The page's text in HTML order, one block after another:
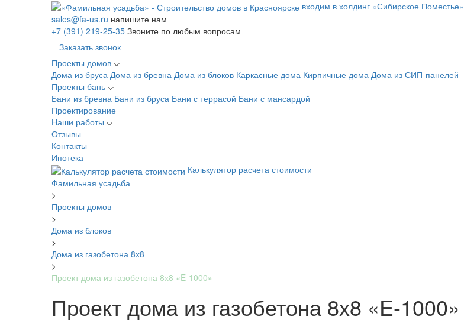
входим в холдинг «Сибирское Поместье»
sales@fa-us.ru напишите нам
+7 (391) 219-25-35 Звоните по любым вопросам
Заказать звонок
Проекты домов
Дома из бруса Дома из бревна Дома из блоков Каркасные дома Кирпичные дома Дома из СИП-панелей
Проекты бань
Бани из бревна Бани из бруса Бани с террасой Бани с мансардой
Проектирование
Наши работы
Отзывы
Контакты
Ипотека
Калькулятор расчета стоимости
Фамильная усадьба
>
Проекты домов
>
Дома из блоков
>
Дома из газобетона 8х8
>
Проект дома из газобетона 8х8 «E-1000»
Проект дома из газобетона 8х8 «E-1000»